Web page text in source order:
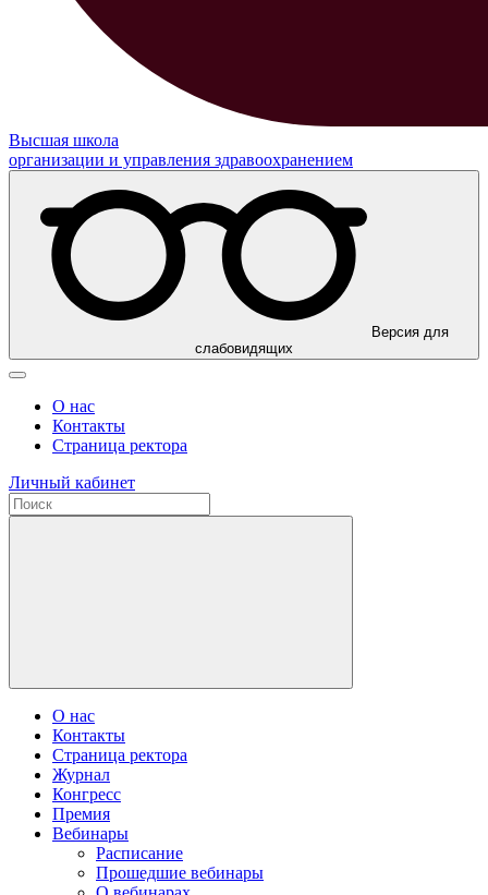
Высшая школа
организации и управления здравоохранением
Версия для
слабовидящих
О нас
Контакты
Страница ректора
Личный кабинет
О нас
Контакты
Страница ректора
Журнал
Конгресс
Премия
Вебинары
Расписание
Прошедшие вебинары